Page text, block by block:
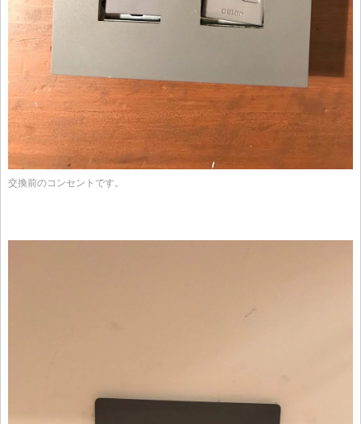
交換前のコンセントです。